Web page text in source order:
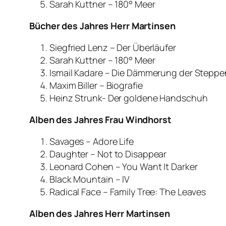
Sarah Kuttner – 180° Meer
Bücher des Jahres Herr Martinsen
Siegfried Lenz – Der Überläufer
Sarah Kuttner – 180° Meer
Ismail Kadare – Die Dämmerung der
Maxim Biller – Biografie
Heinz Strunk- Der goldene Handschuh
Alben des Jahres Frau Windhorst
Savages – Adore Life
Daughter – Not to Disappear
Leonard Cohen – You Want It Darker
Black Mountain – IV
Radical Face – Family Tree: The Leaves
Alben des Jahres Herr Martinsen